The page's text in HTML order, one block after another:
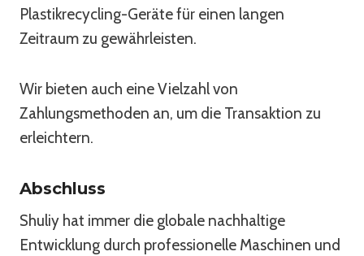
Plastikrecycling-Geräte für einen langen
Zeitraum zu gewährleisten.
Wir bieten auch eine Vielzahl von
Zahlungsmethoden an, um die Transaktion zu
erleichtern.
Abschluss
Shuliy hat immer die globale nachhaltige
Entwicklung durch professionelle Maschinen und